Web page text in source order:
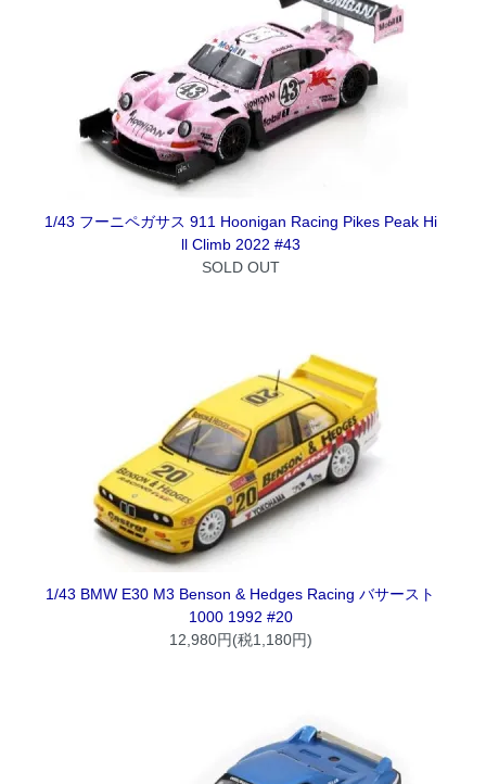
1/43 フーニペガサス 911 Hoonigan Racing Pikes Peak Hi
ll Climb 2022 #43
SOLD OUT
1/43 BMW E30 M3 Benson & Hedges Racing バサースト
1000 1992 #20
12,980円(税1,180円)